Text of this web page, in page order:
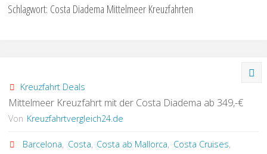
Schlagwort: Costa Diadema Mittelmeer Kreuzfahrten
Kreuzfahrt Deals
Mittelmeer Kreuzfahrt mit der Costa Diadema ab 349,-€
Von Kreuzfahrtvergleich24.de
Barcelona, Costa, Costa ab Mallorca, Costa Cruises,